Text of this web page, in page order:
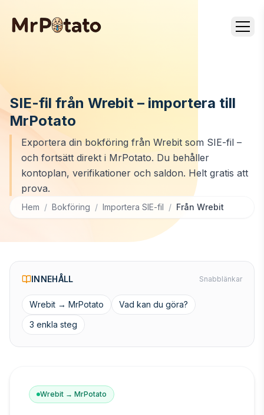
SIE-fil från Wrebit – importera till
MrPotato
Exportera din bokföring från Wrebit som SIE-fil –
och fortsätt direkt i MrPotato. Du behåller
kontoplan, verifikationer och saldon. Helt gratis att
prova.
Hem / Bokföring / Importera SIE-fil / Från Wrebit
INNEHÅLL Snabblänkar
Wrebit → MrPotato
Vad kan du göra?
3 enkla steg
Wrebit → MrPotato